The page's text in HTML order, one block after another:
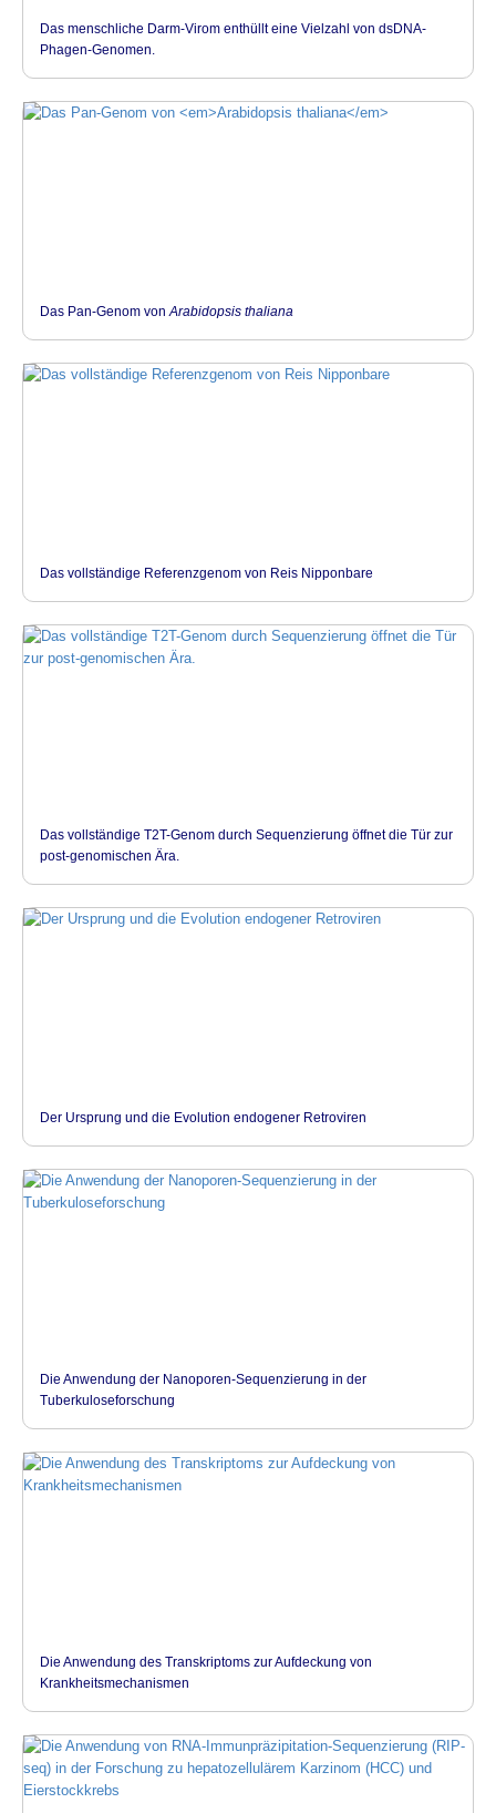
Das menschliche Darm-Virom enthüllt eine Vielzahl von dsDNA-
Phagen-Genomen.
Das Pan-Genom vonArabidopsis thaliana
Das vollständige Referenzgenom von Reis Nipponbare
Das vollständige T2T-Genom durch Sequenzierung öffnet die Tür zur
post-genomischen Ära.
Der Ursprung und die Evolution endogener Retroviren
Die Anwendung der Nanoporen-Sequenzierung in der
Tuberkuloseforschung
Die Anwendung des Transkriptoms zur Aufdeckung von
Krankheitsmechanismen